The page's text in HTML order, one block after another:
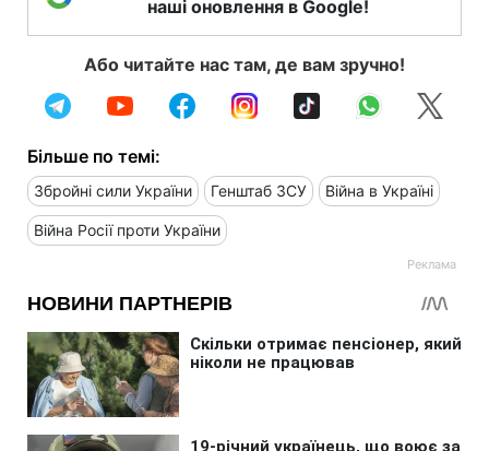
наші оновлення в Google!
Або читайте нас там, де вам зручно!
Більше по темі:
Збройні сили України Генштаб ЗСУ Війна в Україні
Війна Росії проти України